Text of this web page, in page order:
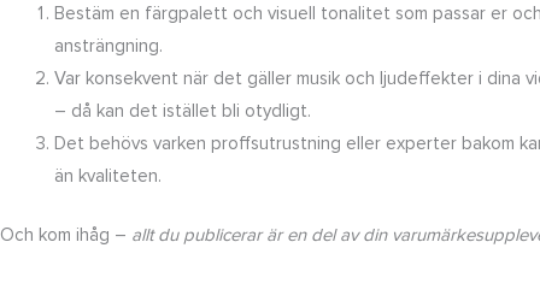
Bestäm en färgpalett och visuell tonalitet som passar er
ansträngning.
Var konsekvent när det gäller musik och ljudeffekter i dina
– då kan det istället bli otydligt.
Det behövs varken proffsutrustning eller experter bakom
än kvaliteten.
Och kom ihåg – allt du publicerar är en del av din